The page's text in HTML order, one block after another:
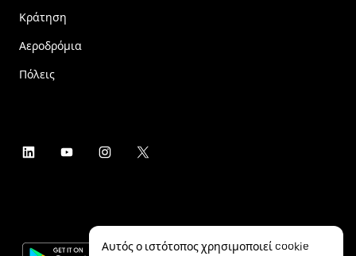
Κράτηση
Αεροδρόμια
Πόλεις
Αυτός ο ιστότοπος χρησιμοποιεί cookie